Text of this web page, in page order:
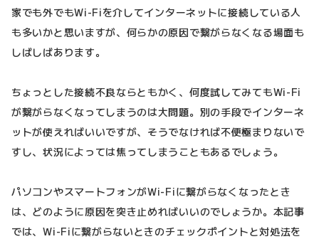
家でも外でもWi-Fiを介してインターネットに接続している人
も多いかと思いますが、何らかの原因で繋がらなくなる場面も
しばしばあります。
ちょっとした接続不良ならともかく、何度試してみてもWi-Fi
が繋がらなくなってしまうのは大問題。別の手段でインターネ
ットが使えればいいですが、そうでなければ不便極まりないで
すし、状況によっては焦ってしまうこともあるでしょう。
パソコンやスマートフォンがWi-Fiに繋がらなくなったとき
は、どのように原因を突き止めればいいのでしょうか。本記事
では、Wi-Fiに繋がらないときのチェックポイントと対処法を